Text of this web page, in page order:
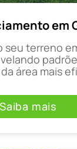
em
seu terreno
área mais
Saiba mais